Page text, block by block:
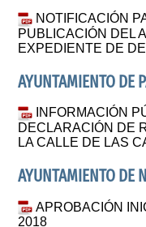
NOTIFICACIÓN
PUBLICACIÓN DEL
EXPEDIENTE DE
AYUNTAMIENTO DE
INFORMACIÓN
DECLARACIÓN DE
LA CALLE DE LAS
AYUNTAMIENTO DE
APROBACIÓN
2018